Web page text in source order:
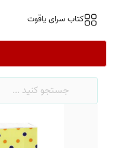
کتاب سرای یاقوت